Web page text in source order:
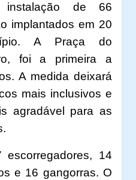
de 66
implantados em 20
A Praça do
foi a primeira a
A medida deixará
mais inclusivos e
agradável para as
escorregadores, 14
e 16 gangorras. O